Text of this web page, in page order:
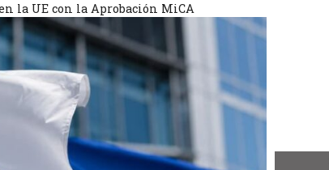
la UE con la Aprobación MiCA